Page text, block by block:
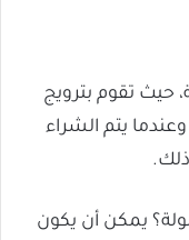
حيث تقوم بترويج
يتم الشراء
يمكن أن يكون